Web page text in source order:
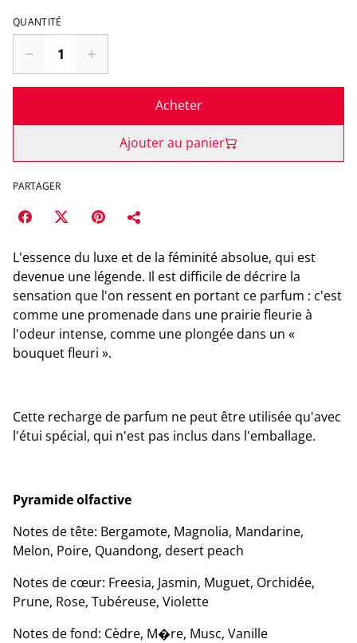
QUANTITÉ
Acheter
Ajouter au panier
PARTAGER
L'essence du luxe et de la féminité absolue, qui est
devenue une légende. Il est difficile de décrire la
sensation que l'on ressent en portant ce parfum : c'est
comme une promenade dans une prairie fleurie à
l'odeur intense, comme une plongée dans un «
bouquet fleuri ».
Cette recharge de parfum ne peut être utilisée qu'avec
l'étui spécial, qui n'est pas inclus dans l'emballage.
Pyramide olfactive
Notes de tête: Bergamote, Magnolia, Mandarine,
Melon, Poire, Quandong, desert peach
Notes de cœur: Freesia, Jasmin, Muguet, Orchidée,
Prune, Rose, Tubéreuse, Violette
Notes de fond: Cèdre, M�re, Musc, Vanille